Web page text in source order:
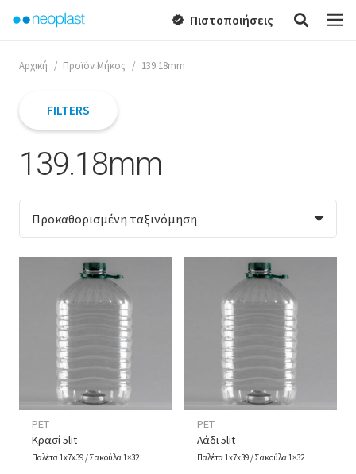
verified Πιστοποιήσεις
Αρχική / Προϊόν Μήκος / 139.18mm
139.18mm
PET
Κρασί 5lit
Παλέτα 1x7x39 / Σακούλα 1×32
PET
Λάδι 5lit
Παλέτα 1x7x39 / Σακούλα 1×32
FILTERS